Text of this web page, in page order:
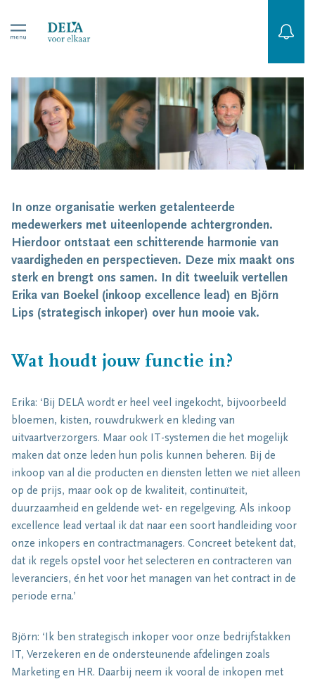
In onze organisatie werken getalenteerde
medewerkers met uiteenlopende achtergronden.
Hierdoor ontstaat een schitterende harmonie van
vaardigheden en perspectieven. Deze mix maakt ons
sterk en brengt ons samen. In dit tweeluik vertellen
Erika van Boekel (inkoop excellence lead) en Björn
Lips (strategisch inkoper) over hun mooie vak.
Wat houdt jouw functie in?
Erika: ‘Bij DELA wordt er heel veel ingekocht, bijvoorbeeld
bloemen, kisten, rouwdrukwerk en kleding van
uitvaartverzorgers. Maar ook IT-systemen die het mogelijk
maken dat onze leden hun polis kunnen beheren. Bij de
inkoop van al die producten en diensten letten we niet alleen
op de prijs, maar ook op de kwaliteit, continuïteit,
duurzaamheid en geldende wet- en regelgeving. Als inkoop
excellence lead vertaal ik dat naar een soort handleiding voor
onze inkopers en contractmanagers. Concreet betekent dat,
dat ik regels opstel voor het selecteren en contracteren van
leveranciers, én het voor het managen van het contract in de
periode erna.’
Björn: ‘Ik ben strategisch inkoper voor onze bedrijfstakken
IT, Verzekeren en de ondersteunende afdelingen zoals
Marketing en HR. Daarbij neem ik vooral de inkopen met